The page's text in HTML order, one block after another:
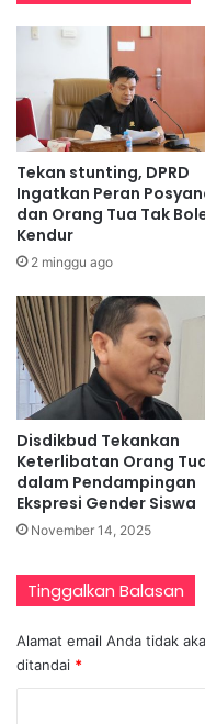
Tekan stunting, DPRD
Ingatkan Peran
dan Orang Tua Tak
Kendur
2 minggu ago
Disdikbud Tekankan
Keterlibatan Orang
dalam Pendampingan
Ekspresi Gender Siswa
November 14, 2025
Tinggalkan Balasan
Alamat email Anda tidak
ditandai *